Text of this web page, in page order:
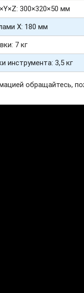
300×320×50 мм
X: 180 мм
7 кг
инструмента: 3,5 кг
обращайтесь,